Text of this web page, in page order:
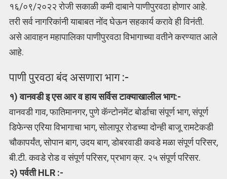
१६/०९/२०२२ रोजी सकाळी कमी दाबाने पाणीपुरवठा होणार आहे.
तरी सर्व नागरिकांनी याबाबत नोंद घेऊन सहकार्य करावे ही विनंती.
असे आवाहन महापालिका पाणीपुरवठा विभागाच्या वतीने करण्यात आले
आहे.
पाणी पुरवठा बंद असणारा भाग :-
१) वानवडी इ एस आर व हाय सर्विस टाक्याखालील भाग:-
वानवडी गाव, फातिमानगर, पुणे कॅन्टोनमेंट बोर्डाचा संपूर्ण भाग, संपूर्ण
डिफेन्स एरिया विभागाचा भाग, सोलापूर रोडच्या दोन्ही बाजू रामटेकडी
चौकापर्यंत, सोपान बाग, उदय बाग, डोबरवाडी कवडे मळा संपूर्ण परिसर,
बी.टी. कवडे रोड व संपूर्ण परिसर, प्रभाग क्र. २५ संपूर्ण परिसर.
२) पर्वती HLR :-